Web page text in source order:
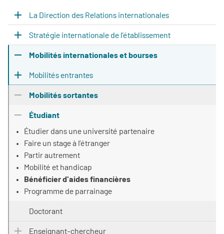
La Direction des Relations internationales
Stratégie internationale de l’établissement
Mobilités internationales et bourses
Mobilités entrantes
Mobilités sortantes
Étudiant
Étudier dans une université partenaire
Faire un stage à l’étranger
Partir autrement
Mobilité et handicap
Bénéficier d'aides financières
Programme de parrainage
Doctorant
Enseignant-chercheur